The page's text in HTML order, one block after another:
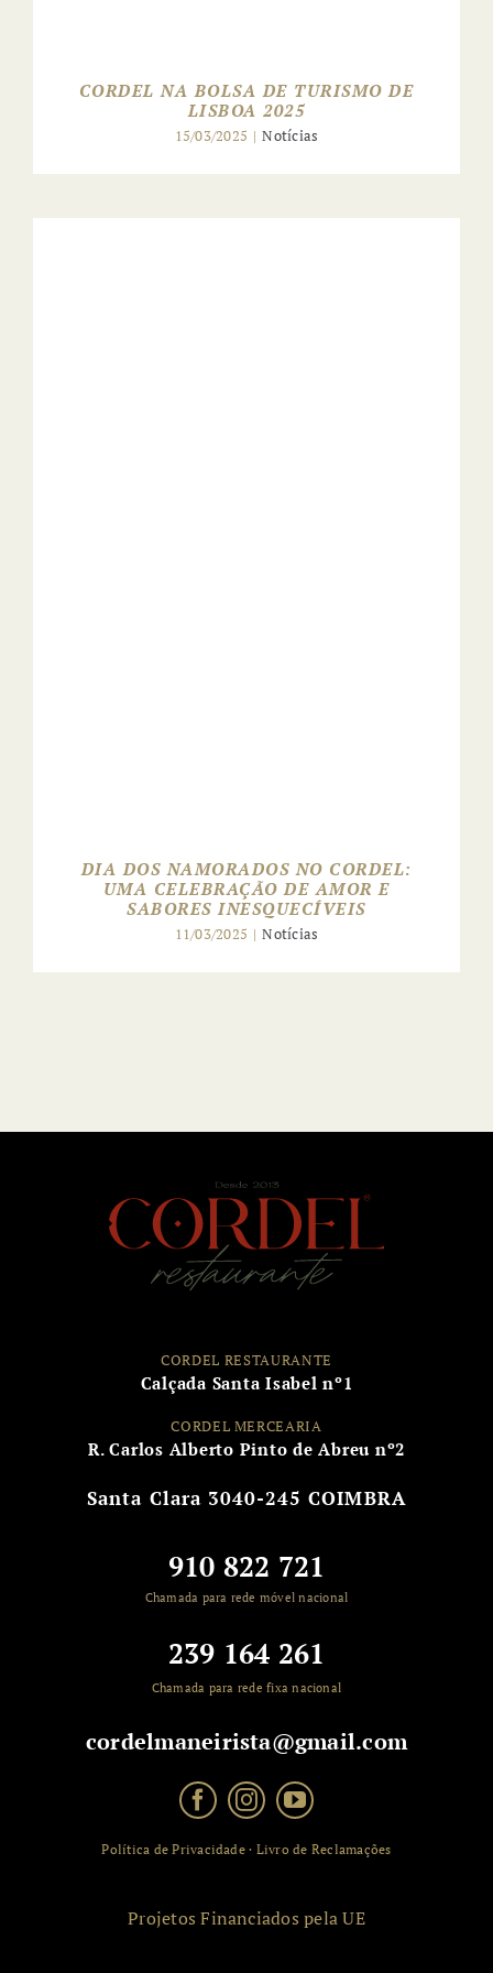
CORDEL NA BOLSA DE TURISMO DE
LISBOA 2025
15/03/2025 | Notícias
DIA DOS NAMORADOS NO CORDEL:
UMA CELEBRAÇÃO DE AMOR E
SABORES INESQUECÍVEIS
11/03/2025 | Notícias
CORDEL RESTAURANTE
Calçada Santa Isabel nº1
CORDEL MERCEARIA
R. Carlos Alberto Pinto de Abreu nº2
Santa Clara 3040-245 COIMBRA
910 822 721
Chamada para rede móvel nacional
239 164 261
Chamada para rede fixa nacional
cordelmaneirista@gmail.com
Política de Privacidade· Livro de Reclamações
Projetos Financiados pela UE